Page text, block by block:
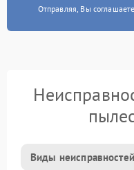
Отправляя, Вы
Виды неисправностей